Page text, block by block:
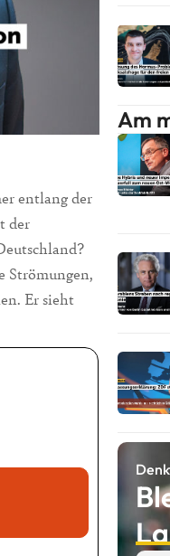
entlang der
der
Strömungen,
Er sieht
Am